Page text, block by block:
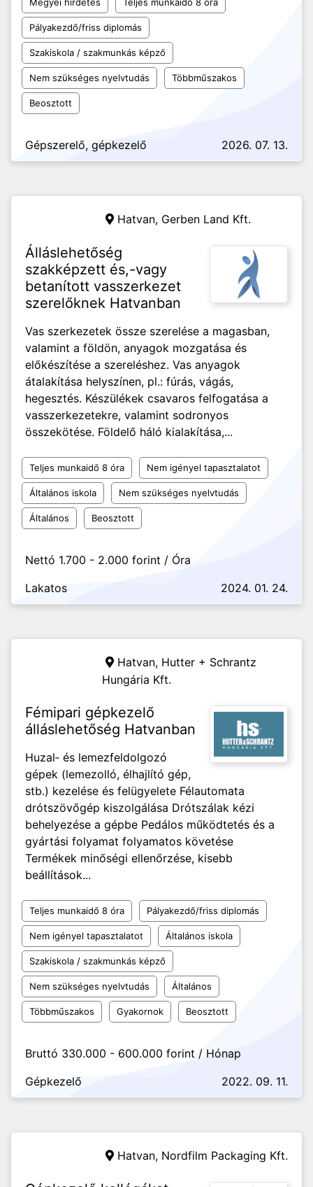
Pályakezdő/friss diplomás
Szakiskola / szakmunkás képző
Nem szükséges nyelvtudás Többműszakos
Beosztott
Gépszerelő, gépkezelő 2026. 07. 13.
Hatvan, Gerben Land Kft.
Álláslehetőség
szakképzett és,-vagy
betanított vasszerkezet
szerelőknek Hatvanban
Vas szerkezetek össze szerelése a magasban,
valamint a földön, anyagok mozgatása és
előkészítése a szereléshez. Vas anyagok
átalakítása helyszínen, pl.: fúrás, vágás,
hegesztés. Készülékek csavaros felfogatása a
vasszerkezetekre, valamint sodronyos
összekötése. Földelő háló kialakítása,...
Teljes munkaidő 8 óra Nem igényel tapasztalatot
Általános iskola Nem szükséges nyelvtudás
Általános Beosztott
Nettó 1.700 - 2.000 forint / Óra
Lakatos
2024. 01. 24.
Hatvan, Hutter + Schrantz
Hungária Kft.
Fémipari gépkezelő
álláslehetőség Hatvanban
Huzal‑ és lemezfeldolgozó
gépek (lemezolló, élhajlító gép,
stb.) kezelése és felügyelete Félautomata
drótszövőgép kiszolgálása Drótszálak kézi
behelyezése a gépbe Pedálos működtetés és a
gyártási folyamat folyamatos követése
Termékek minőségi ellenőrzése, kisebb
beállítások...
Teljes munkaidő 8 óra Pályakezdő/friss diplomás
Nem igényel tapasztalatot Általános iskola
Szakiskola / szakmunkás képző
Nem szükséges nyelvtudás Általános
Többműszakos Gyakornok Beosztott
Bruttó 330.000 - 600.000 forint / Hónap
Gépkezelő
2022. 09. 11.
Hatvan, Nordfilm Packaging Kft.